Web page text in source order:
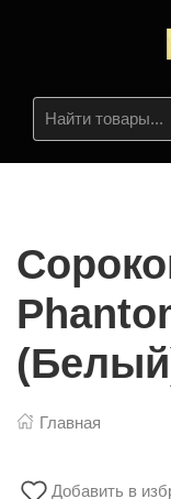
Главная
Добавить в